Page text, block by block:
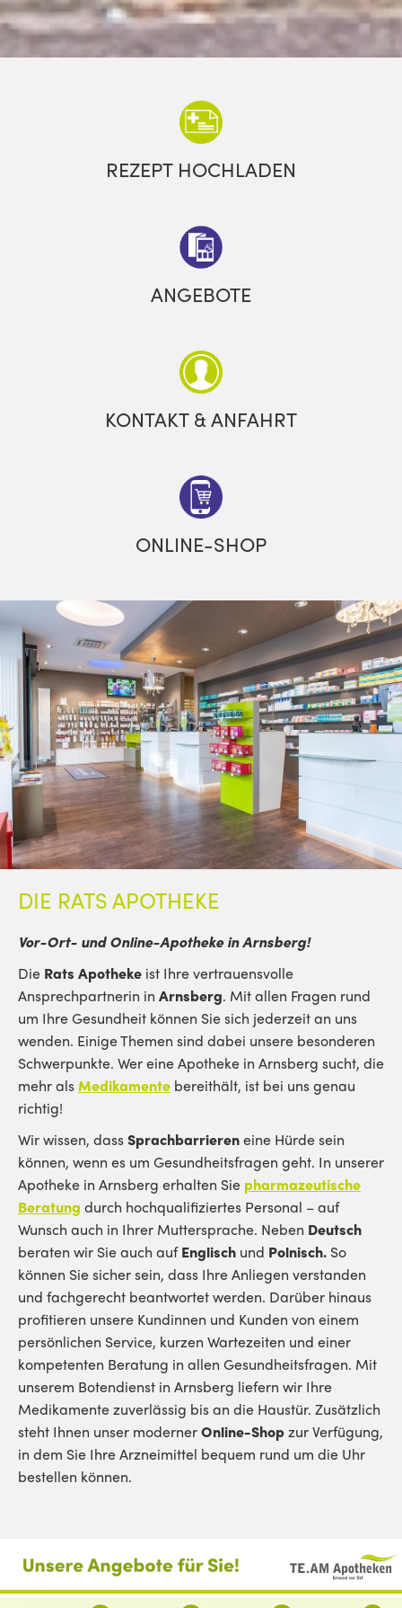
REZEPT HOCHLADEN
ANGEBOTE
KONTAKT & ANFAHRT
ONLINE-SHOP
DIE RATS APOTHEKE
Vor-Ort- und Online-Apotheke in Arnsberg!
Die Rats Apotheke ist Ihre vertrauensvolle
Ansprechpartnerin in Arnsberg. Mit allen Fragen rund
um Ihre Gesundheit können Sie sich jederzeit an uns
wenden. Einige Themen sind dabei unsere besonderen
Schwerpunkte. Wer eine Apotheke in Arnsberg sucht, die
mehr alsMedikamente bereithält, ist bei uns genau
richtig!
Wir wissen, dassSprachbarriereneine Hürde sein
können, wenn es um Gesundheitsfragen geht. In unserer
Apotheke in Arnsberg erhalten Sie pharmazeutische
Beratung durch hochqualifiziertes Personal – auf
Wunsch auch in Ihrer Muttersprache. Neben Deutsch
beraten wir Sie auch aufEnglisch und Polnisch. So
können Sie sicher sein, dass Ihre Anliegen verstanden
und fachgerecht beantwortet werden. Darüber hinaus
profitieren unsere Kundinnen und Kunden von einem
persönlichen Service, kurzen Wartezeiten und einer
kompetenten Beratung in allen Gesundheitsfragen. Mit
unserem Botendienst in Arnsberg liefern wir Ihre
Medikamente zuverlässig bis an die Haustür. Zusätzlich
steht Ihnen unser modernerOnline-Shopzur Verfügung,
in dem Sie Ihre Arzneimittel bequem rund um die Uhr
bestellen können.